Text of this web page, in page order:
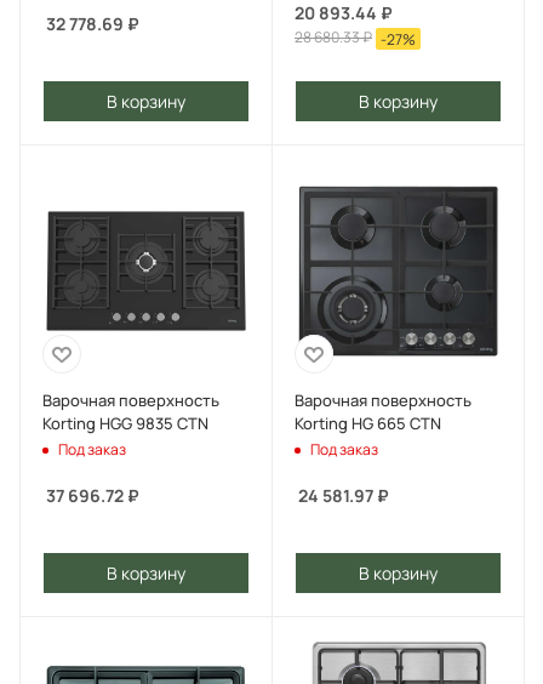
32 778.69 ₽
В корзину
20 893.44 ₽
28 680.33₽ -27%
В корзину
Варочная поверхность
Korting HGG 9835 CTN
Под заказ
37 696.72 ₽
В корзину
Варочная поверхность
Korting HG 665 CTN
Под заказ
24 581.97 ₽
В корзину